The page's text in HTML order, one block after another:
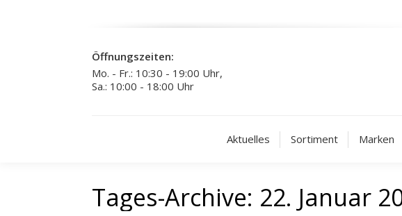
Öffnungszeiten:
Mo. - Fr.: 10:30 - 19:00 Uhr,
Sa.: 10:00 - 18:00 Uhr
Aktuelles Sortiment Marken
Tages-Archive: 22. Januar